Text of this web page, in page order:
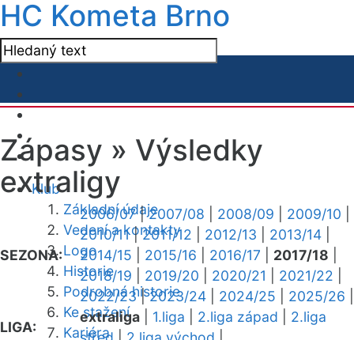
HC Kometa Brno
Klub
Základní údaje
Vedení a kontakty
Logo
Historie
Podrobná historie
Ke stažení
Kariéra
Zápasy » Výsledky
extraligy
SEZONA:
2006/07|2007/08 2008/09 2009/10
2010/11|2011/12 2012/13 2013/14
2014/15
2015/16 2016/17 2017/18
2018/19
2019/20 2020/21 2021/22
2022/23|2023/24 2024/25 2025/26
LIGA:
extraliga 1.liga 2.liga západ
2.liga